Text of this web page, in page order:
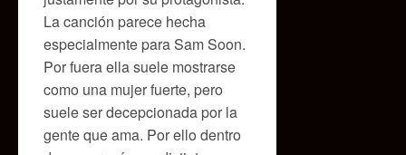
La canción parece hecha
especialmente para Sam Soon.
Por fuera ella suele mostrarse
como una mujer fuerte, pero
suele ser decepcionada por la
gente que ama. Por ello dentro